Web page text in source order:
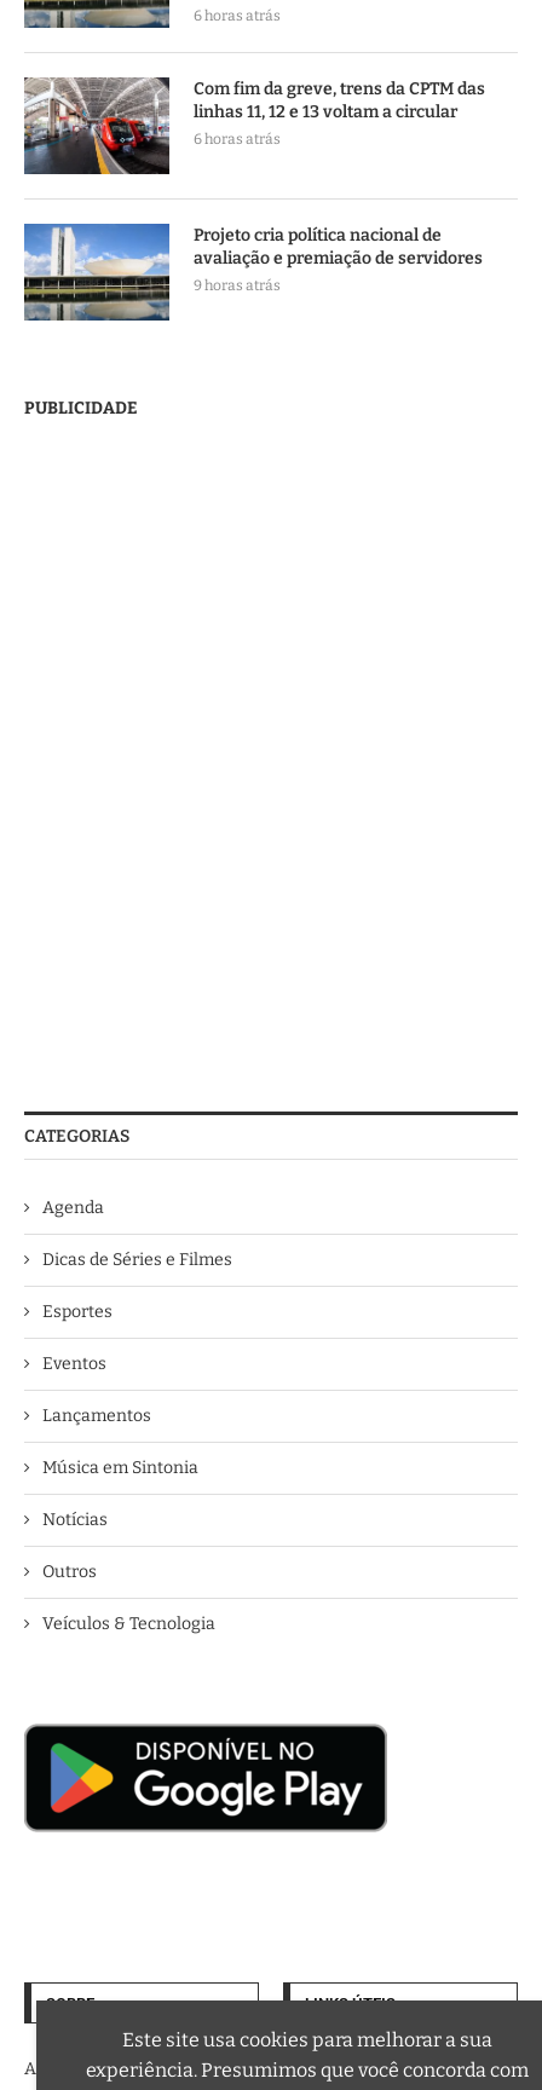
6 horas atrás
Com fim da greve, trens da CPTM das
linhas 11, 12 e 13 voltam a circular
6 horas atrás
Projeto cria política nacional de
avaliação e premiação de servidores
9 horas atrás
PUBLICIDADE
CATEGORIAS
Agenda
Dicas de Séries e Filmes
Esportes
Eventos
Lançamentos
Música em Sintonia
Notícias
Outros
Veículos & Tecnologia
SOBRE
A trilha sonora da sua vida
LINKS ÚTEIS
Termos de Uso
Política de Privacidade
Este site usa cookies para melhorar a sua
experiência. Presumimos que você concorda com